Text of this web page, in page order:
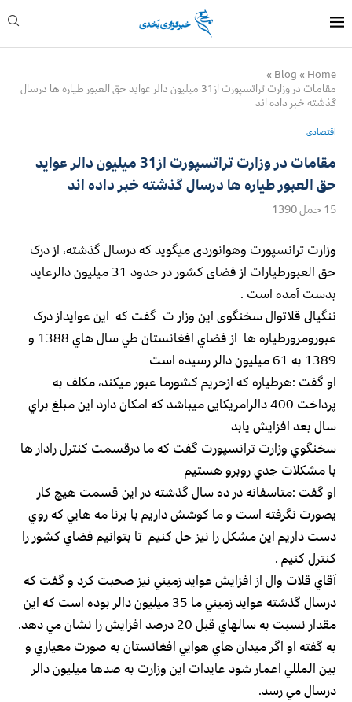
Home
»
Blog
»
مقامات در وزارت تراتسپورت از31 ميليون دالر عوايد حق العبور طياره ها درسال
گذشته خبر داده اند
اقتصادی
مقامات در وزارت تراتسپورت از31 ميليون دالر عوايد
حق العبور طياره ها درسال گذشته خبر داده اند
15 حمل 1390
وزارت ترانسپورت وهوانوردى ميگويد که درسال گذشته، از درک
حق العبورطيارات از فضاى كشور در حدود 31 ميليون دالرعايد
بدست آمده است .
ننگيالى قلاتوال سخنگوى اين وزار ت گفت که اين عوايداز درک
عبورومرورطياره ها از فضاي افغانستان طي سال هاي 1388 و
1389 به 61 ميليون دالر رسيده است
او گفت :هرطياره که ازحريم كشورما عبور ميکند، مکلف به
پرداخت 400 دالرامريکايى ميباشد كه امكان دارد اين مبلغ براي
سال بعد افزايش يابد
سخنگوي وزارت ترانسپورت گفت كه ما درقسمت كنترل رادار ها
با مشكلات جدي روبرو هستيم
او گفت :متاسفانه در ده سال گذشته در اين قسمت هيچ كار
يصورت نگرفته است و ما كوشش داريم با برنا مه هايي كه روي
دست داريم اين مشكل را نيز حل كنيم تا بتوانيم فضاي كشور را
كنترل كنيم .
آقاي قلات وال از افزايش عوايد زميني نيز صحبت كرد و گفت كه
درسال گذشته عوايد زميني ما 35 ميليون دالر بوده است كه اين
مقدار نسبت به سالهاي قبل 20 درصد افزايش را نشان مي دهد.
به گفته او اگر ميدان هاي هوايي افغانستان به صورت معياري و
بين المللي اعمار شود عايدات اين وزارت به صدها ميليون دالر
درسال مي رسد.